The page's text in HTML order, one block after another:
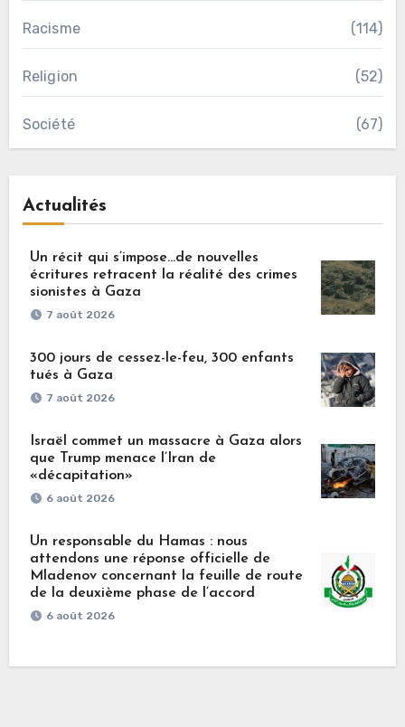
Racisme (114)
Religion (52)
Société (67)
Actualités
Un récit qui s’impose…de nouvelles
écritures retracent la réalité des crimes
sionistes à Gaza
7 août 2026
300 jours de cessez-le-feu, 300 enfants
tués à Gaza
7 août 2026
Israël commet un massacre à Gaza alors
que Trump menace l’Iran de
«décapitation»
6 août 2026
Un responsable du Hamas : nous
attendons une réponse officielle de
Mladenov concernant la feuille de route
de la deuxième phase de l’accord
6 août 2026